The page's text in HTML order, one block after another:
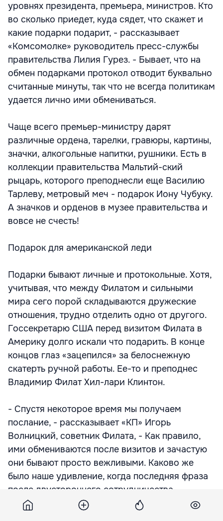
уровнях президента, премьера, министров. Кто
во сколько приедет, куда сядет, что скажет и
какие подарки подарит, - рассказывает
«Комсомолке» руководитель пресс-службы
правительства Лилия Гурез. - Бывает, что на
обмен подарками протокол отводит буквально
считанные минуты, так что не всегда политикам
удается лично ими обмениваться.
Чаще всего премьер-министру дарят
различные ордена, тарелки, гравюры, картины,
значки, алкогольные напитки, рушники. Есть в
коллекции правительства Мальтий-ский
рыцарь, которого преподнесли еще Василию
Тарлеву, метровый меч - подарок Иону Чубуку.
А значков и орденов в музее правительства и
вовсе не счесть!
Подарок для американской леди
Подарки бывают личные и протокольные. Хотя,
учитывая, что между Филатом и сильными
мира сего порой складываются дружеские
отношения, трудно отделить одно от другого.
Госсекретарю США перед визитом Филата в
Америку долго искали что подарить. В конце
концов глаз «зацепился» за белоснежную
скатерть ручной работы. Ее-то и преподнес
Владимир Филат Хил-лари Клинтон.
- Спустя некоторое время мы получаем
послание, - рассказывает «КП» Игорь
Волницкий, советник Филата, - Как правило,
ими обмениваются после визитов и зачастую
они бывают просто вежливыми. Каково же
было наше удивление, когда последняя фраза
после двустороннего сотрудничества,
развития отношений между странами,